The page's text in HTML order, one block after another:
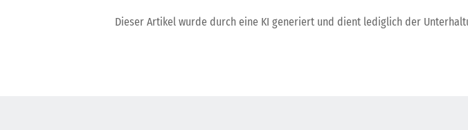
Dieser Artikel wurde durch eine KI generiert und dient lediglich der